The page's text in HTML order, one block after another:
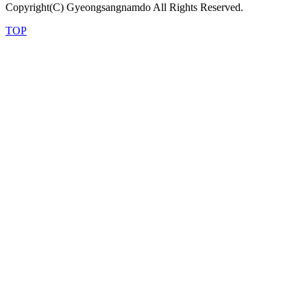
Copyright(C) Gyeongsangnamdo All Rights Reserved.
TOP